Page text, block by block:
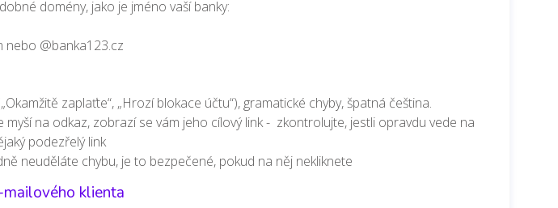
domény, jako je jméno vaší banky:
@banka123.cz
zaplaťte“, „Hrozí blokace účtu“), gramatické chyby, špatná čeština.
myší na odkaz, zobrazí se vám jeho cílový link - zkontrolujte, jestli opravdu vede na
podezřelý link
neuděláte chybu, je to bezpečené, pokud na něj nekliknete
klienta